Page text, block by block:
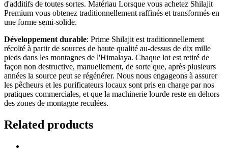
d'additifs de toutes sortes. Matériau Lorsque vous achetez Shilajit
Premium vous obtenez traditionnellement raffinés et transformés en
une forme semi-solide.
Développement durable: Prime Shilajit est traditionnellement
récolté à partir de sources de haute qualité au-dessus de dix mille
pieds dans les montagnes de l'Himalaya. Chaque lot est retiré de
façon non destructive, manuellement, de sorte que, après plusieurs
années la source peut se régénérer. Nous nous engageons à assurer
les pêcheurs et les purificateurs locaux sont pris en charge par nos
pratiques commerciales, et que la machinerie lourde reste en dehors
des zones de montagne reculées.
Related products